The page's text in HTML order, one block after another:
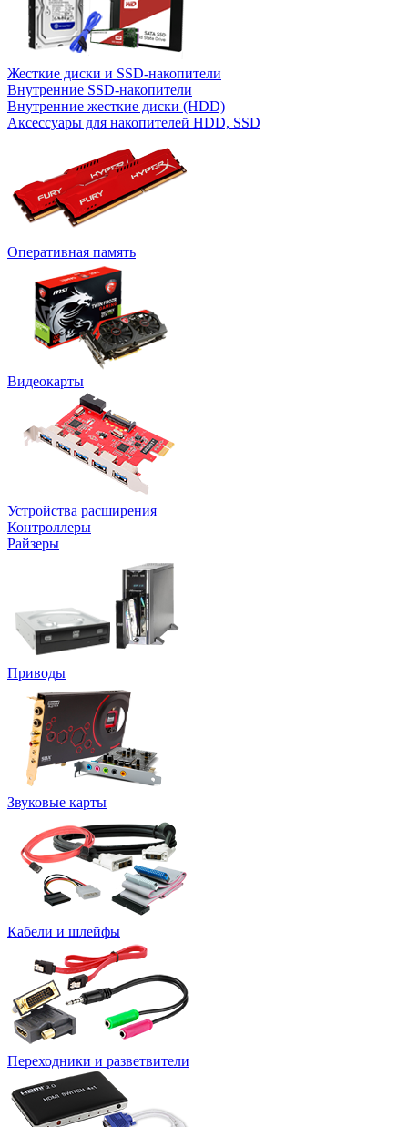
Жесткие диски и SSD-накопители
Внутренние SSD-накопители
Внутренние жесткие диски (HDD)
Аксессуары для накопителей HDD, SSD
Оперативная память
Видеокарты
Устройства расширения
Контроллеры
Райзеры
Приводы
Звуковые карты
Кабели и шлейфы
Переходники и разветвители